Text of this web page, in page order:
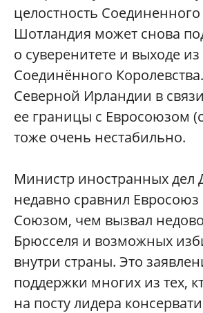
целостность Соединенного
Шотландия может снова
о суверенитете и выходе из
Соединённого
Северной Ирландии в
ее границы с Евросоюзом
тоже очень нестабильно.
Министр иностранных дел
недавно сравнил Евросоюз
Союзом, чем вызвал
Брюсселя и возможных
внутри страны. Это
поддержки многих из тех,
на посту лидера